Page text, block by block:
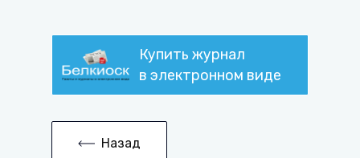
Купить журнал
в электронном виде
Назад